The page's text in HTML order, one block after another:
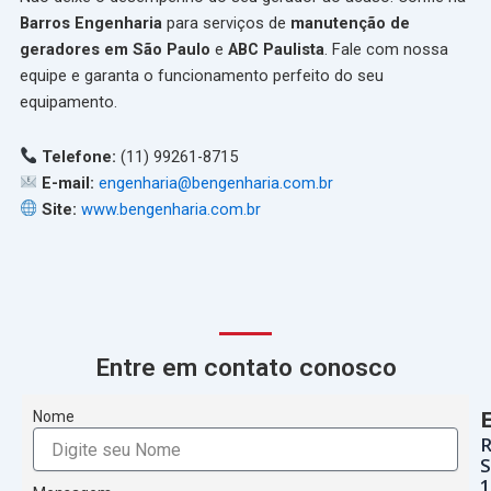
Barros Engenhariapara serviços de manutenção de
geradores em São Paulo e ABC Paulista. Fale com nossa
equipe e garanta o funcionamento perfeito do seu
equipamento.
Telefone: (11) 99261-8715
E-mail: engenharia@bengenharia.com.br
Site: www.bengenharia.com.br
Entre em contato conosco
Nome